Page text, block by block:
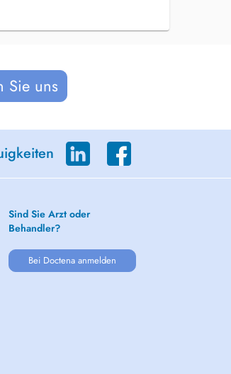
Sie uns
Sind Sie Arzt oder
Behandler?
Bei Doctena anmelden